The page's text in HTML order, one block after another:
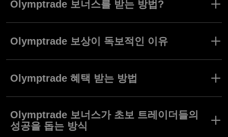
Olymptrade 보너스를 받는 방법?
받아보세요. Advanced 등급을 이용하려면, 계정 통화에 따라 최소
$500/€500 또는 100 USDT를 입금해야 합니다. Expert 등급을 이
용하려면, 계정 통화에 따라 최소 $2000/€2000 또는 500 USDT를
(XP)를 모아 회원 등급을 업그레이드하는 것도 가능합니다.
Olymptrade 보상이 독보적인 이유
하며 당신의 트레이딩 여정을 개선해줍니다. 입금 기반의 보너스부
터 고급 전략 및 지표 등 로열티 기반의 도구까지, 모든 보상은 당신
의 트레이딩 경험에 가치를 더하기 위해 디자인되었습니다. 이 기회
게 목표를 달성하세요.
Olymptrade 혜택 받는 방법
기반의 보너스 또는 로열티 프로그램 도구와 같은 사용 가능한 옵션
을 검토하며 시작하세요. 당신의 트레이딩 니즈에 맞는 것을 고른
후 직관적인 단계별 안내를 따라 활성화 하세요. 고객님이 이러한
Olymptrade 보너스가 초보 트레이더들의
성공을 돕는 방식